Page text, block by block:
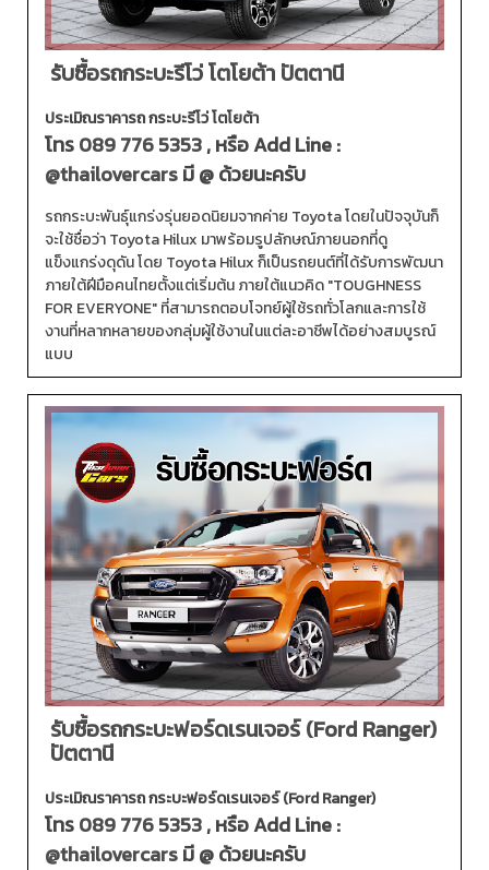
รับซื้อรถกระบะรีโว่ โตโยต้า ปัตตานี
ประเมิณราคารถ กระบะรีโว่ โตโยต้า
โทร089 776 5353, หรือ Add Line :
@thailovercarsมี @ ด้วยนะครับ
รถกระบะพันธุ์แกร่งรุ่นยอดนิยมจากค่าย Toyota โดยในปัจจุบันก็
จะใช้ชื่อว่า Toyota Hilux มาพร้อมรูปลักษณ์ภายนอกที่ดู
แข็งแกร่งดุดัน โดย Toyota Hilux ก็เป็นรถยนต์ที่ได้รับการพัฒนา
ภายใต้ฝีมือคนไทยตั้งแต่เริ่มต้น ภายใต้แนวคิด "TOUGHNESS
FOR EVERYONE" ที่สามารถตอบโจทย์ผู้ใช้รถทั่วโลกและการใช้
งานที่หลากหลายของกลุ่มผู้ใช้งานในแต่ละอาชีพได้อย่างสมบูรณ์
แบบ
รับซื้อรถกระบะฟอร์ดเรนเจอร์ (Ford Ranger)
ปัตตานี
ประเมิณราคารถ กระบะฟอร์ดเรนเจอร์ (Ford Ranger)
โทร089 776 5353, หรือ Add Line :
@thailovercarsมี @ ด้วยนะครับ